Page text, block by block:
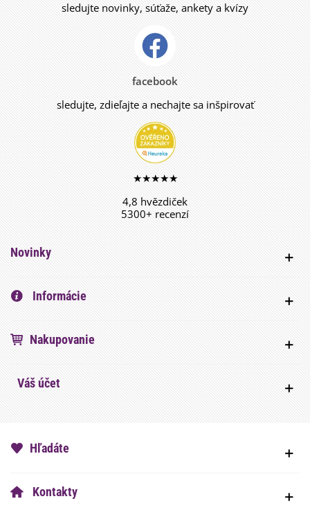
sledujte novinky, súťaže, ankety a kvízy
facebook
sledujte, zdieľajte a nechajte sa inšpirovať
★★★★★
4,8 hvězdiček
5300+ recenzí
Novinky
Informácie
Nakupovanie
Váš účet
Hľadáte
Kontakty